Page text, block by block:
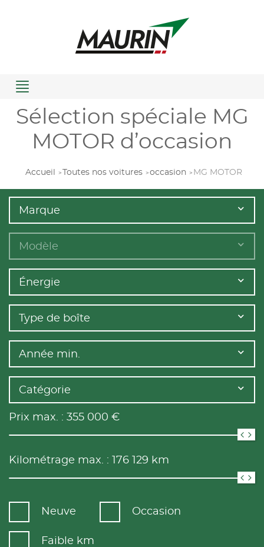
Menu
Sélection spéciale MG
MOTOR d’occasion
Accueil Toutes nos voitures occasion MG MOTOR
Marque
Modèle
Énergie
Type de boîte
Année min.
Catégorie
Prix max. : 355 000 €
Kilométrage max. : 176 129 km
Neuve Occasion
Faible km